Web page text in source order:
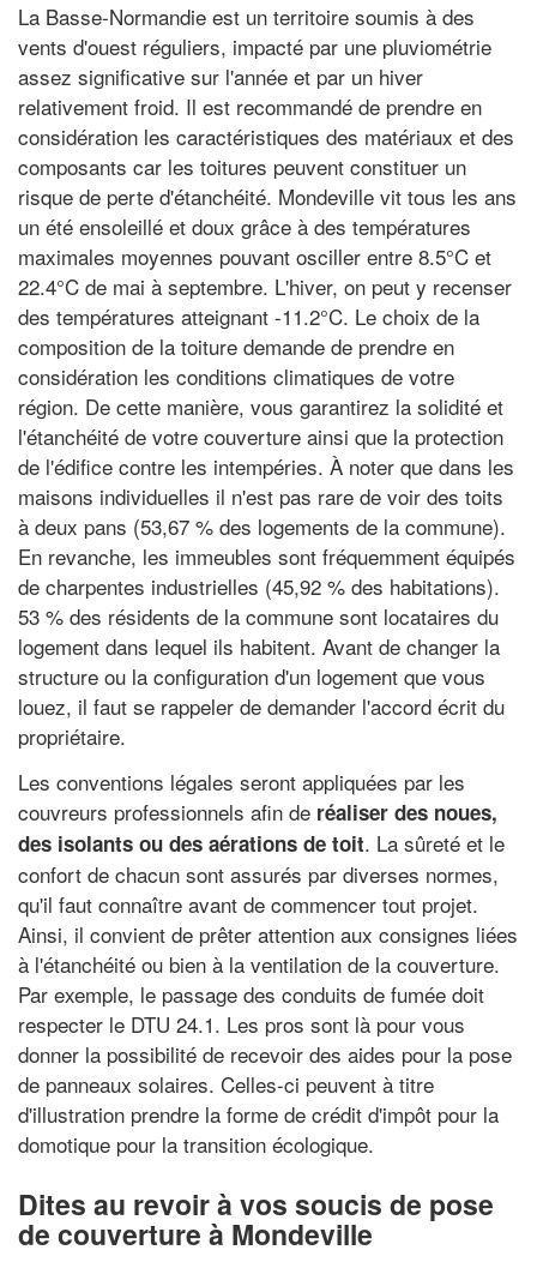
La Basse-Normandie est un territoire soumis à des
vents d'ouest réguliers, impacté par une pluviométrie
assez significative sur l'année et par un hiver
relativement froid. Il est recommandé de prendre en
considération les caractéristiques des matériaux et des
composants car les toitures peuvent constituer un
risque de perte d'étanchéité. Mondeville vit tous les ans
un été ensoleillé et doux grâce à des températures
maximales moyennes pouvant osciller entre 8.5°C et
22.4°C de mai à septembre. L'hiver, on peut y recenser
des températures atteignant -11.2°C. Le choix de la
composition de la toiture demande de prendre en
considération les conditions climatiques de votre
région. De cette manière, vous garantirez la solidité et
l'étanchéité de votre couverture ainsi que la protection
de l'édifice contre les intempéries. À noter que dans les
maisons individuelles il n'est pas rare de voir des toits
à deux pans (53,67 % des logements de la commune).
En revanche, les immeubles sont fréquemment équipés
de charpentes industrielles (45,92 % des habitations).
53 % des résidents de la commune sont locataires du
logement dans lequel ils habitent. Avant de changer la
structure ou la configuration d'un logement que vous
louez, il faut se rappeler de demander l'accord écrit du
propriétaire.
Les conventions légales seront appliquées par les
couvreurs professionnels afin de réaliser des noues,
des isolants ou des aérations de toit. La sûreté et le
confort de chacun sont assurés par diverses normes,
qu'il faut connaître avant de commencer tout projet.
Ainsi, il convient de prêter attention aux consignes liées
à l'étanchéité ou bien à la ventilation de la couverture.
Par exemple, le passage des conduits de fumée doit
respecter le DTU 24.1. Les pros sont là pour vous
donner la possibilité de recevoir des aides pour la pose
de panneaux solaires. Celles-ci peuvent à titre
d'illustration prendre la forme de crédit d'impôt pour la
domotique pour la transition écologique.
Dites au revoir à vos soucis de pose
de couverture à Mondeville